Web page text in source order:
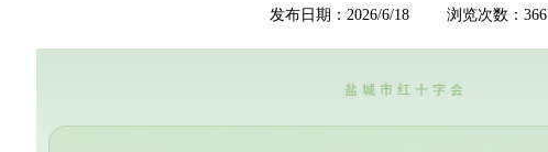
发布日期：2026/6/18 浏览次数：366